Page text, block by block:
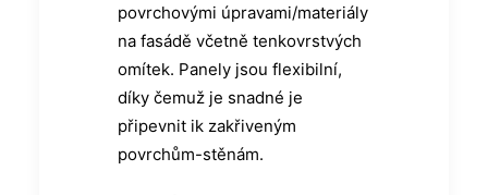
povrchovými úpravami/materiály
na fasádě včetně tenkovrstvých
omítek. Panely jsou flexibilní,
díky čemuž je snadné je
připevnit ik zakřiveným
povrchům-stěnám.